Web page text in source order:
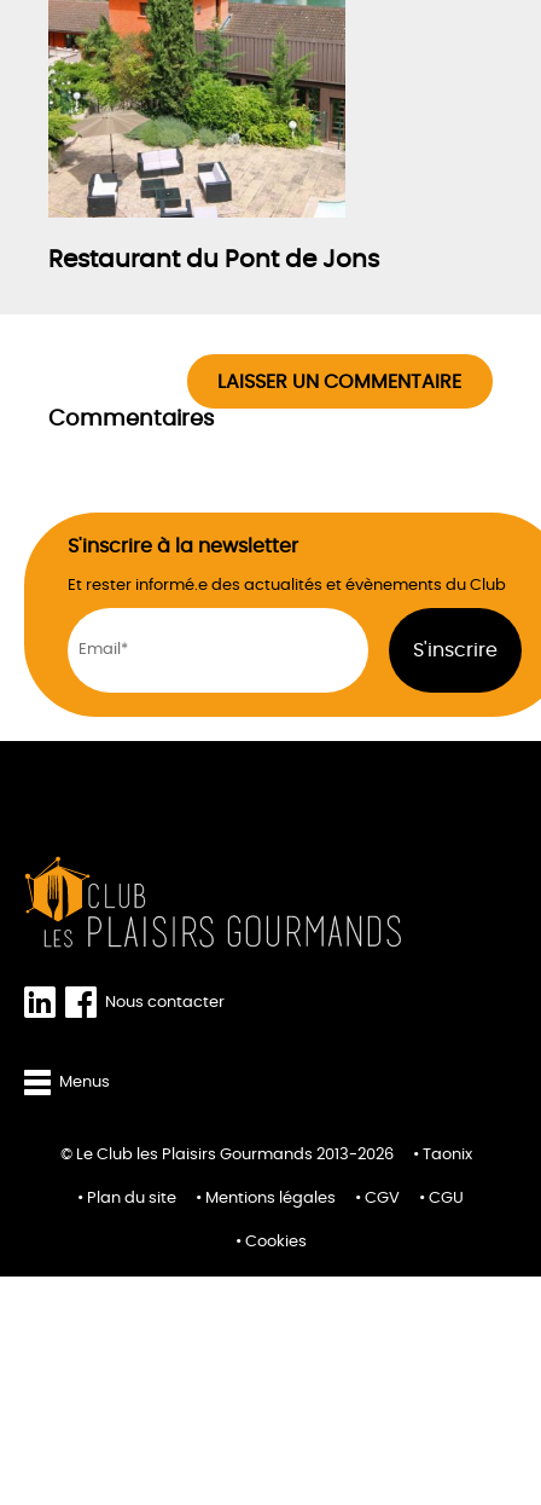
Restaurant du Pont de Jons
LAISSER UN COMMENTAIRE
Commentaires
S'inscrire à la newsletter
Et rester informé.e des actualités et évènements du Club
Nous contacter
Menus
© Le Club les Plaisirs Gourmands 2013-2026 Taonix
Plan du site Mentions légales CGV CGU
Cookies